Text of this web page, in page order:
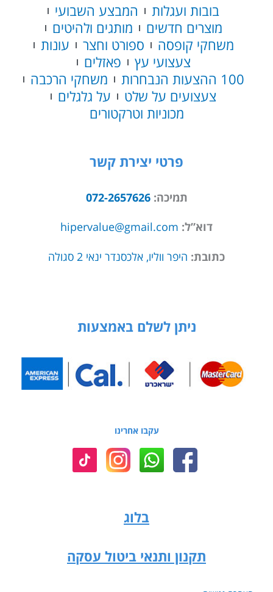
בובות ועגלות
המבצע השבועי
מוצרים חדשים
מותגים ולהיטים
משחקי קופסה
ספורט וחצר
עונות
צעצועי עץ
פאזלים
100 ההצעות הנבחרות
משחקי הרכבה
צעצועים על שלט
על גלגלים
מכוניות וטרקטורים
פרטי יצירת קשר
תמיכה:072-2657626
דוא”ל: hipervalue@gmail.com
כתובת: היפר ווליו, אלכסנדר ינאי 2 סגולה
ניתן לשלם באמצעות
עקבו אחרינו
בלוג
תקנון ותנאי ביטול עסקה